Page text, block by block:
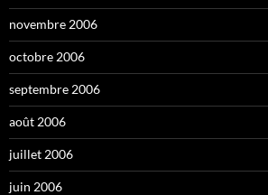
novembre 2006
octobre 2006
septembre 2006
août 2006
juillet 2006
juin 2006